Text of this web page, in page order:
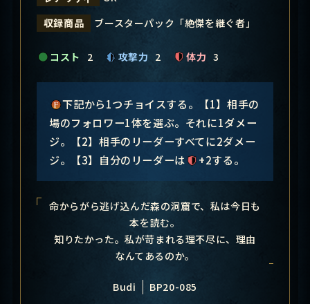
収録商品
ブースターパック「絶傑を継ぐ者」
コスト 2 攻撃力 2 体力 3
下記から1つチョイスする。【1】相手の
場のフォロワー1体を選ぶ。それに1ダメー
ジ。【2】相手のリーダーすべてに2ダメー
ジ。【3】自分のリーダーは
+2する。
命からがら逃げ込んだ森の洞窟で、私は今日も
本を読む。
知りたかった。私が苛まれる理不尽に、理由
なんてあるのか。
Budi BP20-085